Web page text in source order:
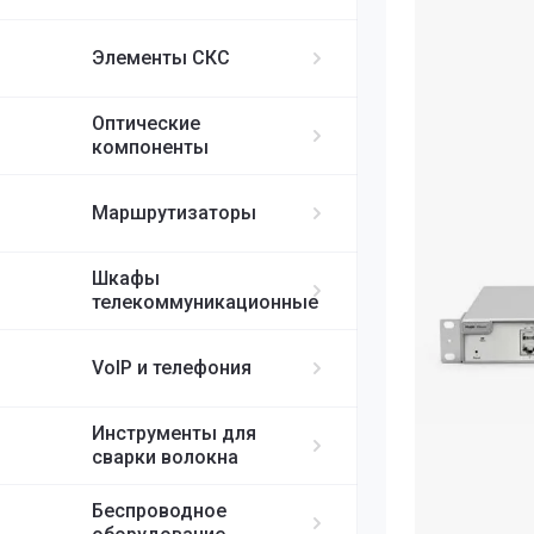
Элементы СКС
Оптические
компоненты
Маршрутизаторы
Шкафы
телекоммуникационные
VoIP и телефония
Инструменты для
сварки волокна
Беспроводное